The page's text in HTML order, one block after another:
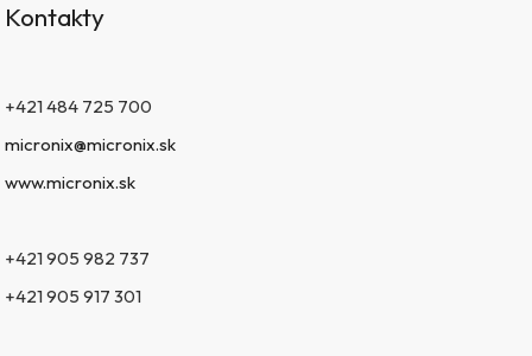
Kontakty
+421 484 725 700
micronix@micronix.sk
www.micronix.sk
+421 905 982 737
+421 905 917 301